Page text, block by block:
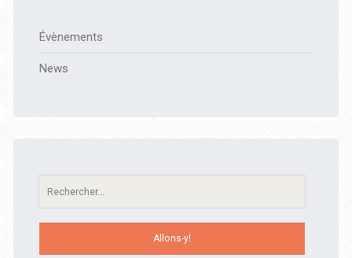
Évènements
News
Recherche: